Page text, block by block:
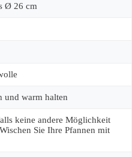
Ø 26 cm
und warm halten
keine andere Möglichkeit
Sie Ihre Pfannen mit